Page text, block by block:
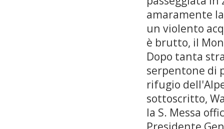
amaramente
un violento
è brutto, il
Dopo tanta
serpentone di
rifugio
sottoscritto,
la S. Messa